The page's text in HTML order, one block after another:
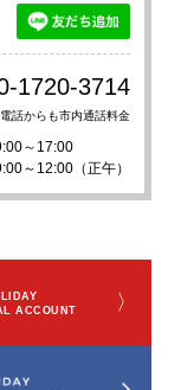
1720-3714
話からも市内通話料金
～17:00
～12:00（正午）
ACCOUNT
〉